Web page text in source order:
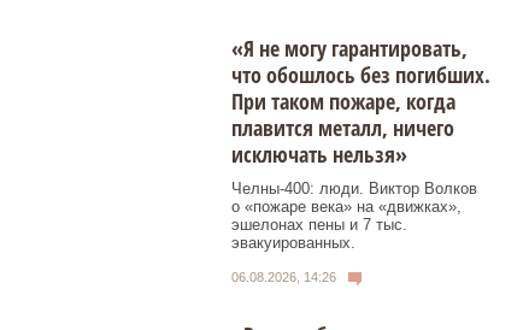
«Я не могу гарантировать,
что обошлось без погибших.
При таком пожаре, когда
плавится металл, ничего
исключать нельзя»
Челны-400: люди. Виктор Волков
о «пожаре века» на «движках»,
эшелонах пены и 7 тыс.
эвакуированных.
06.08.2026, 14:26